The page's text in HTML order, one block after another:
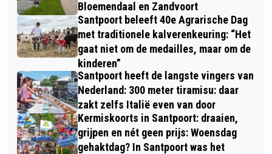
2026
BETOVERING BIJ GLOBAL GARDEN
ZWAANSHOEK
Bloemendaal en Zandvoort
Santpoort beleeft 40e Agrarische Dag
met traditionele kalverenkeuring: “Het
gaat niet om de medailles, maar om de
kinderen”
Santpoort heeft de langste vingers van
Nederland: 300 meter tiramisu: daar
zakt zelfs Italië even van door
Kermiskoorts in Santpoort: draaien,
grijpen en nét geen prijs: Woensdag
gehaktdag? In Santpoort was het